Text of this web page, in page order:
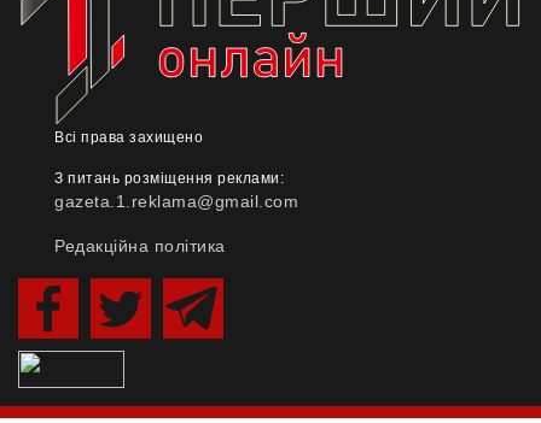
Всі права захищено
З питань розміщення реклами:
gazeta.1.reklama@gmail.com
Редакційна політика